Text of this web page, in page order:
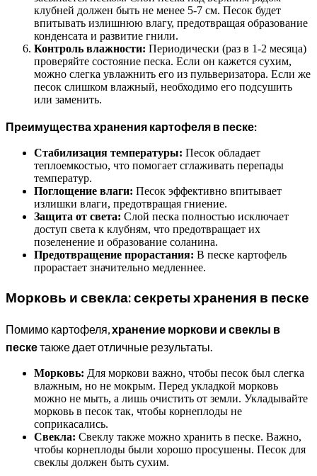
клубней должен быть не менее 5-7 см. Песок будет
впитывать излишнюю влагу, предотвращая образование
конденсата и развитие гнили.
Контроль влажности: Периодически (раз в 1-2 месяца)
проверяйте состояние песка. Если он кажется сухим,
можно слегка увлажнить его из пульверизатора. Если же
песок слишком влажный, необходимо его подсушить
или заменить.
Преимущества хранения картофеля в песке:
Стабилизация температуры: Песок обладает
теплоемкостью, что помогает сглаживать перепады
температур.
Поглощение влаги: Песок эффективно впитывает
излишки влаги, предотвращая гниение.
Защита от света: Слой песка полностью исключает
доступ света к клубням, что предотвращает их
позеленение и образование соланина.
Предотвращение прорастания: В песке картофель
прорастает значительно медленнее.
Морковь и свекла: секреты хранения в песке
Помимо картофеля,хранение моркови и свеклы в
пескетакже дает отличные результаты.
Морковь: Для моркови важно, чтобы песок был слегка
влажным, но не мокрым. Перед укладкой морковь
можно не мыть, а лишь очистить от земли. Укладывайте
морковь в песок так, чтобы корнеплоды не
соприкасались.
Свекла: Свеклу также можно хранить в песке. Важно,
чтобы корнеплоды были хорошо просушены. Песок для
свеклы должен быть сухим.